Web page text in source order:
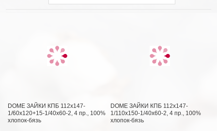
DOME ЗАЙКИ КПБ 112х147-
1/60х120+15-1/40х60-2, 4 пр., 100%
хлопок-бязь
DOME ЗАЙКИ КПБ 112х147-
1/110х150-1/40х60-2, 4 пр., 100%
хлопок-бязь